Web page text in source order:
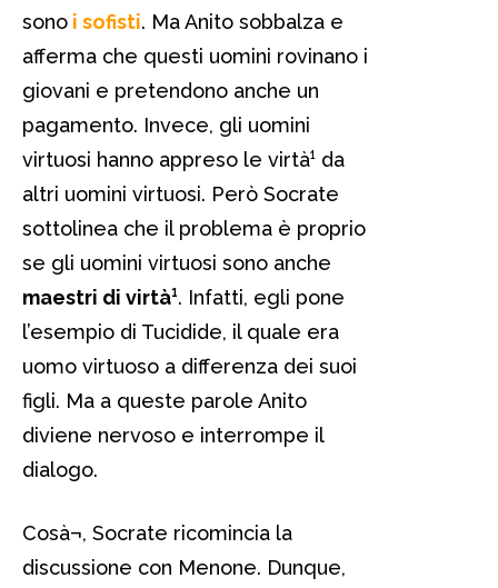
sono i sofisti. Ma Anito sobbalza e
afferma che questi uomini rovinano i
giovani e pretendono anche un
pagamento. Invece, gli uomini
virtuosi hanno appreso le virtà¹ da
altri uomini virtuosi. Però Socrate
sottolinea che il problema è proprio
se gli uomini virtuosi sono anche
maestri di virtà¹. Infatti, egli pone
l’esempio di Tucidide, il quale era
uomo virtuoso a differenza dei suoi
figli. Ma a queste parole Anito
diviene nervoso e interrompe il
dialogo.
Cosà¬, Socrate ricomincia la
discussione con Menone. Dunque,